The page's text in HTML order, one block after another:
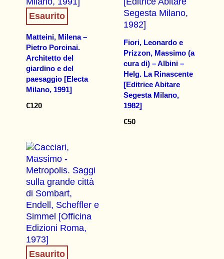
Esaurito
Matteini, Milena –
Pietro Porcinai.
Architetto del
giardino e del
paesaggio [Electa
Milano, 1991]
€120
Fiori, Leonardo e
Prizzon, Massimo (a
cura di) – Albini –
Helg. La Rinascente
[Editrice Abitare
Segesta Milano,
1982]
€50
Esaurito